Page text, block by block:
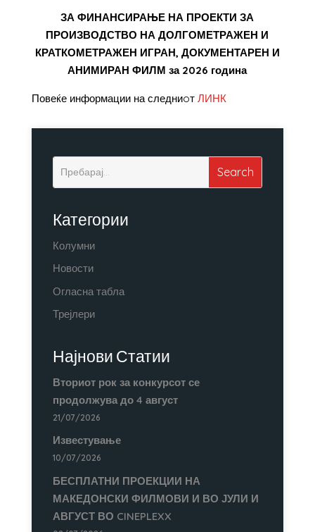
ЗА ФИНАНСИРАЊЕ НА ПРОЕКТИ ЗА
ПРОИЗВОДСТВО НА ДОЛГОМЕТРАЖЕН И
КРАТКОМЕТРАЖЕН ИГРАН, ДОКУМЕНТАРЕН И
АНИМИРАН ФИЛМ за 2026 година
Повеќе информации на следниoт ЛИНК
Категории
Колумни
Новости
Огласна табла
Трејлери
Најнови Статии
Вториот рок за конкурсот се
продолжува до 4 август
21/07/2026
Известување
10/07/2026
БЕСПЛАТНИ ПРОЕКЦИИ НА
МАКЕДОНСКИ ФИЛМОВИ И ВО ЈУЛИ И
АВГУСТ ВО CINEPLEXX